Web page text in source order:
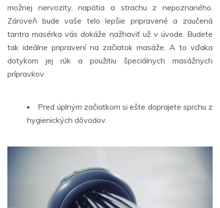
možnej nervozity, napätia a strachu z nepoznaného.
Zároveň bude vaše telo lepšie pripravené a zaučená
tantra masérka vás dokáže nažhaviť už v úvode. Budete
tak ideálne pripravení na začiatok masáže. A to vďaka
dotykom jej rúk a použitiu špeciálnych masážnych
prípravkov.
Pred úplným začiatkom si ešte doprajete sprchu z
hygienických dôvodov.